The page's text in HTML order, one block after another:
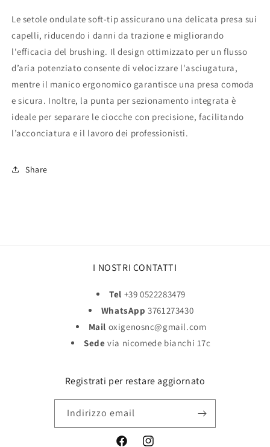
Le setole ondulate soft-tip assicurano una delicata presa sui
capelli, riducendo i danni da trazione e migliorando
l'efficacia del brushing. Il design ottimizzato per un flusso
d’aria potenziato consente di velocizzare l'asciugatura,
mentre il manico ergonomico garantisce una presa comoda
e sicura. Inoltre, la punta per sezionamento integrata è
ideale per separare le ciocche con precisione, facilitando
l’acconciatura e il lavoro dei professionisti.
Share
I NOSTRI CONTATTI
Tel +39 0522283479
WhatsApp3761273430
Mail oxigenosnc@gmail.com
Sedevia nicomede bianchi 17c
Registrati per restare aggiornato
Indirizzo email